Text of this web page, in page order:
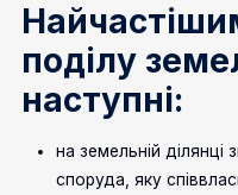
поділу
наступні:
на земельній ділянці
споруда, яку